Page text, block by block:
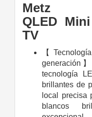
Metz
QLED
TV
【
generación
tecnología
brillantes de
local precisa
blancos